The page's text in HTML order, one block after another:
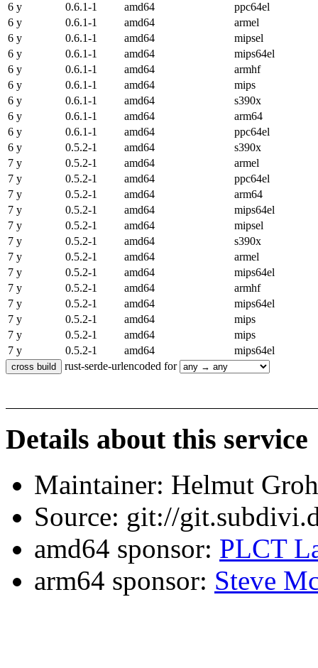
6 y
0.6.1-1 amd64
ppc64el
6 y
0.6.1-1 amd64
armel
6 y
0.6.1-1 amd64
mipsel
6 y
0.6.1-1 amd64
mips64el
6 y
0.6.1-1 amd64
armhf
6 y
0.6.1-1 amd64
mips
6 y
0.6.1-1 amd64
s390x
6 y
0.6.1-1 amd64
arm64
6 y
0.6.1-1 amd64
ppc64el
6 y
0.5.2-1 amd64
s390x
7 y
0.5.2-1 amd64
armel
7 y
0.5.2-1 amd64
ppc64el
7 y
0.5.2-1 amd64
arm64
7 y
0.5.2-1 amd64
mips64el
7 y
0.5.2-1 amd64
mipsel
7 y
0.5.2-1 amd64
s390x
7 y
0.5.2-1 amd64
armel
7 y
0.5.2-1 amd64
mips64el
7 y
0.5.2-1 amd64
armhf
7 y
0.5.2-1 amd64
mips64el
7 y
0.5.2-1 amd64
mips
7 y
0.5.2-1 amd64
mips
7 y
0.5.2-1 amd64
mips64el
rust-serde-urlencoded for
Details about this service
Maintainer: Helmut
Source: git://
amd64 sponsor: PLCT
arm64 sponsor: Steve